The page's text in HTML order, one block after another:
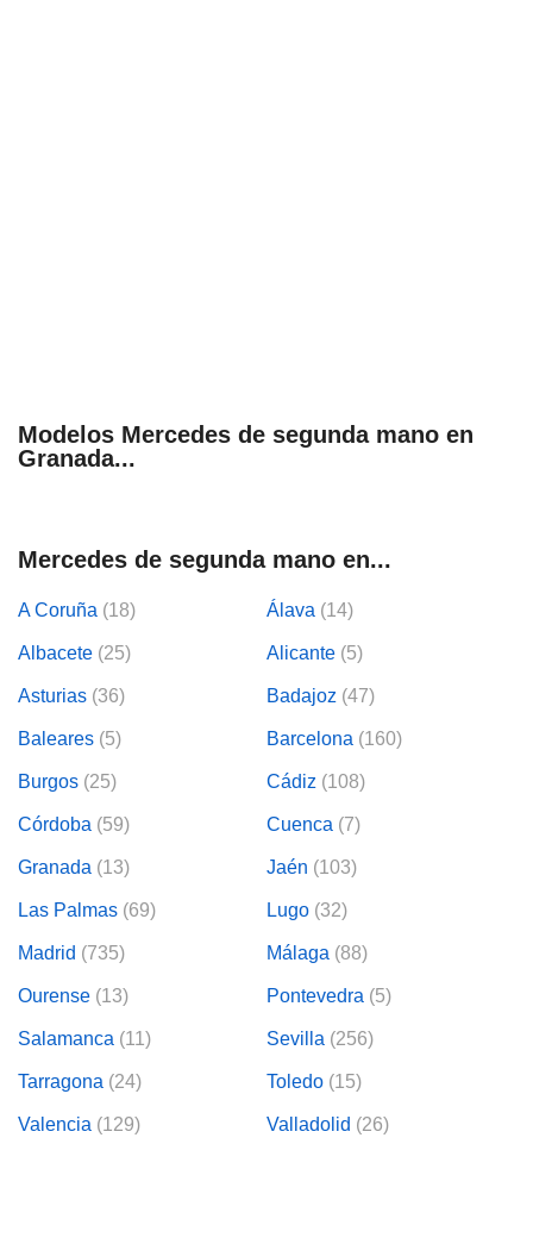
Modelos Mercedes de segunda mano en
Granada...
Mercedes de segunda mano en...
A Coruña (18) Álava (14)
Albacete (25) Alicante (5)
Asturias (36) Badajoz (47)
Baleares (5) Barcelona (160)
Burgos (25) Cádiz (108)
Córdoba (59) Cuenca (7)
Granada (13) Jaén (103)
Las Palmas (69) Lugo (32)
Madrid (735) Málaga (88)
Ourense (13) Pontevedra (5)
Salamanca (11) Sevilla (256)
Tarragona (24) Toledo (15)
Valencia (129) Valladolid (26)